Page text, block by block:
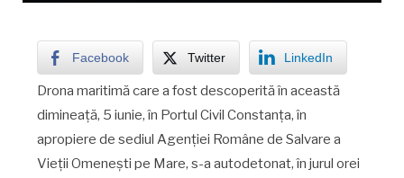
Facebook Twitter LinkedIn
Drona maritimă care a fost descoperită în această
dimineață, 5 iunie, în Portul Civil Constanța, în
apropiere de sediul Agenției Române de Salvare a
Vieții Omenești pe Mare, s-a autodetonat, în jurul orei